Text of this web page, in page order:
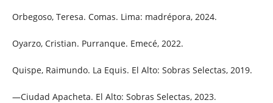
Orbegoso, Teresa. Comas. Lima: madrépora, 2024.
Oyarzo, Cristian. Purranque. Emecé, 2022.
Quispe, Raimundo. La Equis. El Alto: Sobras Selectas, 2019.
—Ciudad Apacheta. El Alto: Sobras Selectas, 2023.